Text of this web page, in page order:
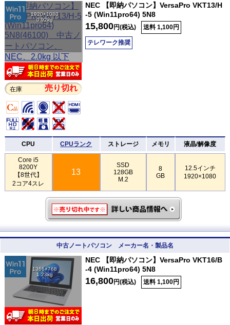
1920×1080
0.92kg
在庫 売り切れ
NEC 【即納パソコン】VersaPro VKT13/H
-5 (Win11pro64) 5N8
15,800円(税込) 送料 1,100円
テレワーク推奨
CPU CPUランク ストレージ メモリ 液晶/解像度
Core i5
8200Y
【8世代】
2コア4スレ
13
SSD
128GB
M.2
8
GB
12.5インチ
1920×1080
中古ノートパソコン メーカー名・製品名
1366×768
1.23kg
NEC 【即納パソコン】VersaPro VKT16/B
-4 (Win11pro64) 5N8
16,800円(税込) 送料 1,100円